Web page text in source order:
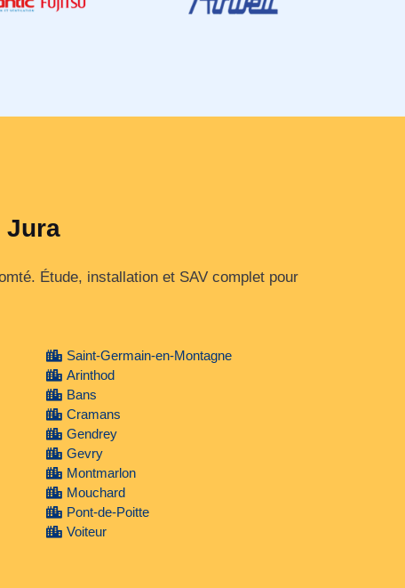
Jura
Étude, installation et SAV complet pour
Saint-Germain-en-Montagne
Arinthod
Bans
Cramans
Gendrey
Gevry
Montmarlon
Mouchard
Pont-de-Poitte
Voiteur